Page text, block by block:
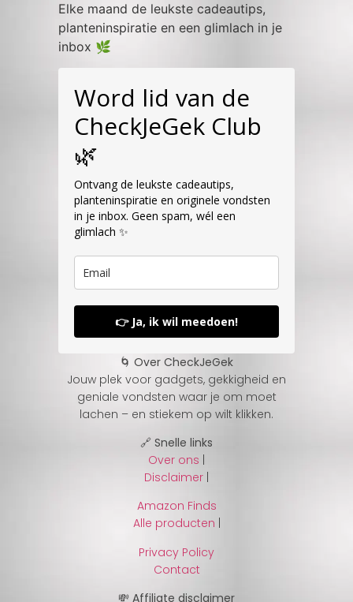
Elke maand de leukste cadeautips,
planteninspiratie en een glimlach in je
inbox 🌿
Word lid van de
CheckJeGek Club
🌿
Ontvang de leukste cadeautips,
planteninspiratie en originele vondsten
in je inbox. Geen spam, wél een
glimlach ✨
👉 Ja, ik wil meedoen!
🌀 Over CheckJeGek
Jouw plek voor gadgets, gekkigheid en
geniale vondsten waar je om moet
lachen – en stiekem op wilt klikken.
🔗 Snelle links
Over ons
Disclaimer
Amazon Finds
Alle producten
Privacy Policy
Contact
💸 Affiliate disclaimer